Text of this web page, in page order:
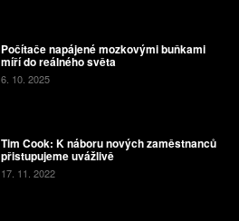
Počítače napájené mozkovými buňkami
míří do reálného světa
6. 10. 2025
Tim Cook: K náboru nových zaměstnanců
přistupujeme uvážlivě
17. 11. 2022